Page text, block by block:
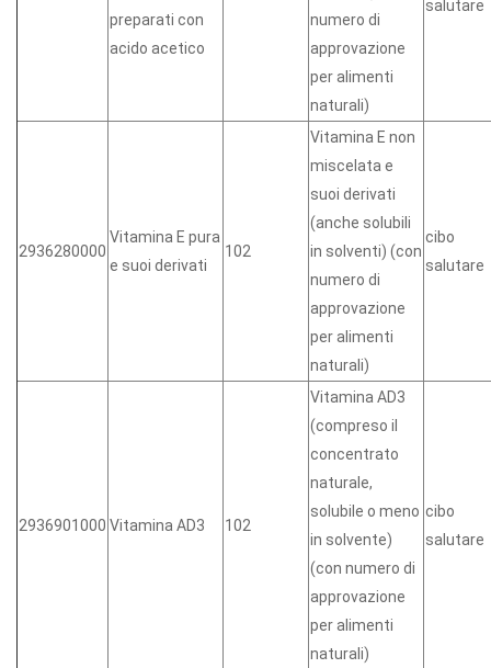
preparati con
acido acetico
numero di
approvazione
per alimenti
naturali)
salutare
2936280000
Vitamina E pura
e suoi derivati
102
Vitamina E non
miscelata e
suoi derivati
(anche solubili
in solventi) (con
numero di
approvazione
per alimenti
naturali)
cibo
salutare
2936901000 Vitamina AD3 102
Vitamina AD3
(compreso il
concentrato
naturale,
solubile o meno
in solvente)
(con numero di
approvazione
per alimenti
naturali)
cibo
salutare